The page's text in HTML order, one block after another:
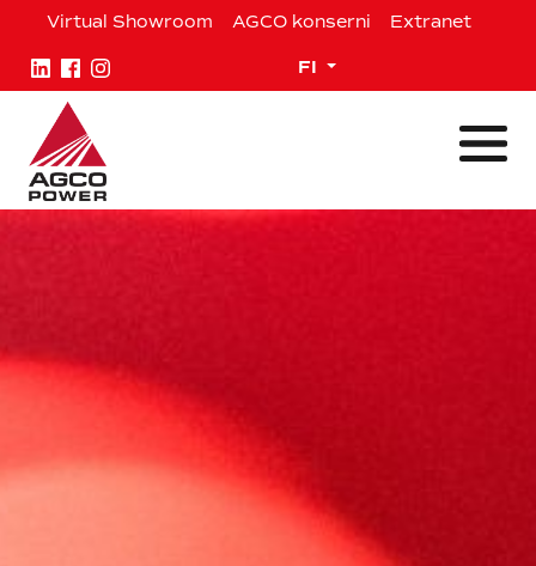
SiirryVirtual Showroom AGCO konserni Extranet
FI Expand child menu